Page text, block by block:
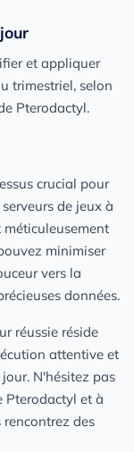
et appliquer
trimestriel, selon
Pterodactyl.
crucial pour
de jeux à
méticuleusement
minimiser
vers la
données.
réussie réside
attentive et
N'hésitez pas
Pterodactyl et à
des